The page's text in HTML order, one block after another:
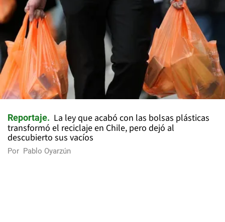
Reportaje
La ley que acabó con las bolsas plásticas
transformó el reciclaje en Chile, pero dejó al
descubierto sus vacíos
Por Pablo Oyarzún